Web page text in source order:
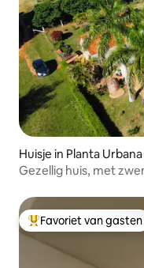
Huisje in Planta Urbana
Gezellig huis, met
Topfavoriet van
Favoriet van gasten